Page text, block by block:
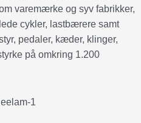
varemærke og syv fabrikker,
cykler, lastbærere samt
pedaler, kæder, klinger,
på omkring 1.200